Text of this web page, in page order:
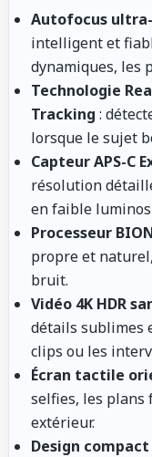
Autofocus
intelligent et
dynamiques, les
Technologie
Tracking :
lorsque le sujet
Capteur APS-C
résolution
en faible
Processeur
propre et
bruit.
Vidéo 4K HDR
détails sublimes
clips ou les
Écran tactile
selfies, les plans
extérieur.
Design